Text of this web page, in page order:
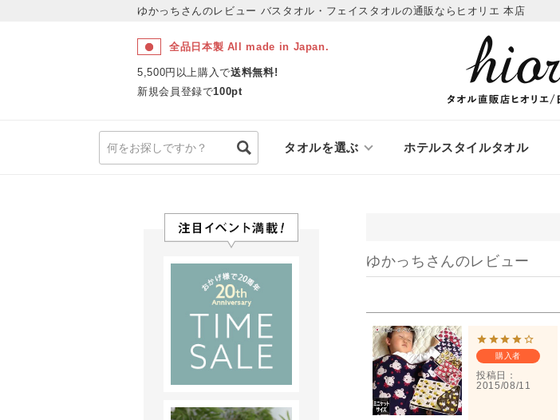
ゆかっちさんのレビュー バスタオル・フェイスタオルの通販ならヒオリエ 本店
全品日本製 All made in Japan.
5,500円以上購入で送料無料!
新規会員登録で100pt
タオルを選ぶ ホテルスタイルタオル
ゆかっちさんのレビュー
購入者
投稿日
2015/08/11